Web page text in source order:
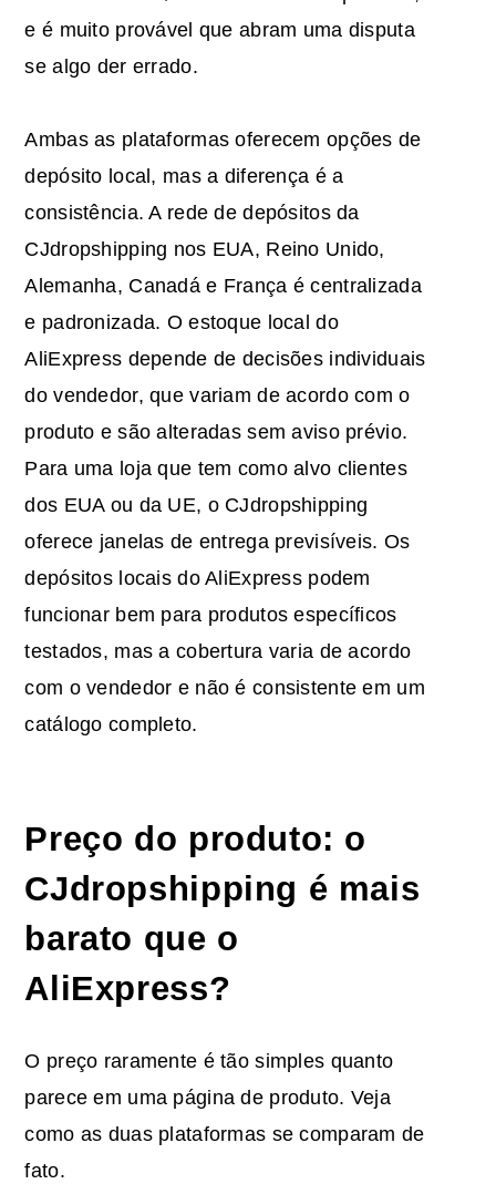
e é muito provável que abram uma disputa
se algo der errado.
Ambas as plataformas oferecem opções de
depósito local, mas a diferença é a
consistência. A rede de depósitos da
CJdropshipping nos EUA, Reino Unido,
Alemanha, Canadá e França é centralizada
e padronizada. O estoque local do
AliExpress depende de decisões individuais
do vendedor, que variam de acordo com o
produto e são alteradas sem aviso prévio.
Para uma loja que tem como alvo clientes
dos EUA ou da UE, o CJdropshipping
oferece janelas de entrega previsíveis. Os
depósitos locais do AliExpress podem
funcionar bem para produtos específicos
testados, mas a cobertura varia de acordo
com o vendedor e não é consistente em um
catálogo completo.
Preço do produto: o
CJdropshipping é mais
barato que o
AliExpress?
O preço raramente é tão simples quanto
parece em uma página de produto. Veja
como as duas plataformas se comparam de
fato.